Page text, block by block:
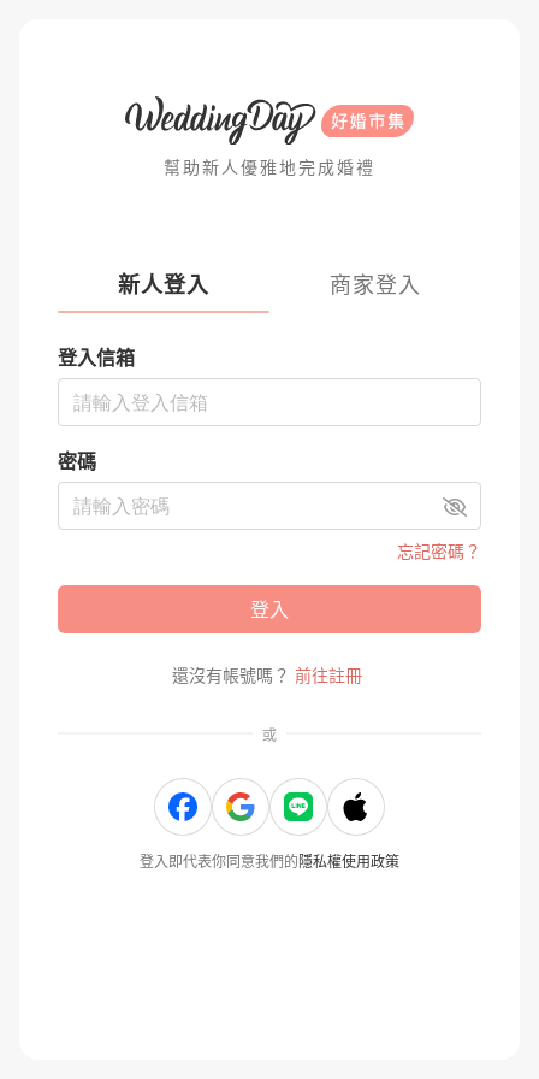
幫助新人優雅地完成婚禮
新人登入 商家登入
登入信箱
密碼
忘記密碼？
登入
還沒有帳號嗎？ 前往註冊
或
登入即代表你同意我們的隱私權使用政策